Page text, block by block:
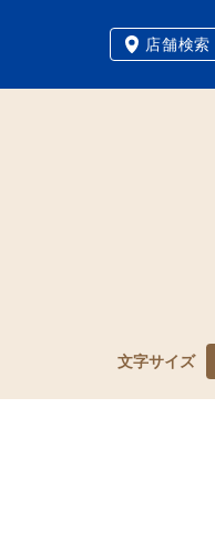
店舗検索
文字サイズ